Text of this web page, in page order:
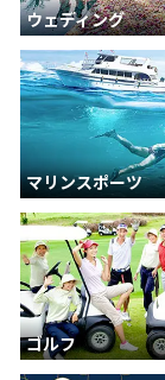
ウェディング
マリンスポーツ
ゴルフ